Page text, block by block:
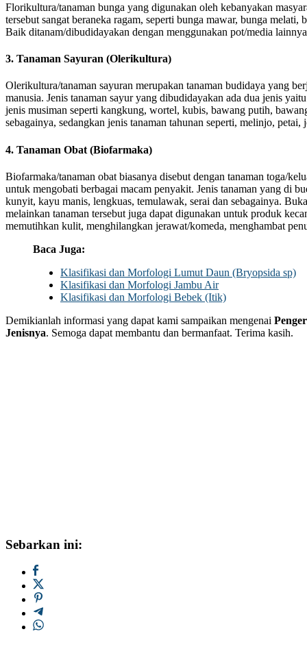
Florikultura/tanaman bunga yang digunakan oleh kebanyakan
tersebut sangat beraneka ragam, seperti bunga mawar, bunga
Baik ditanam/dibudidayakan dengan menggunakan pot/media
3. Tanaman Sayuran (Olerikultura)
Olerikultura/tanaman sayuran merupakan tanaman budidaya yang
manusia. Jenis tanaman sayur yang dibudidayakan ada dua jenis
jenis musiman seperti kangkung, wortel, kubis, bawang putih,
sebagainya, sedangkan jenis tanaman tahunan seperti, melinjo, petai,
4. Tanaman Obat (Biofarmaka)
Biofarmaka/tanaman obat biasanya disebut dengan tanaman toga/
untuk mengobati berbagai macam penyakit. Jenis tanaman yang di
kunyit, kayu manis, lengkuas, temulawak, serai dan sebagainya.
melainkan tanaman tersebut juga dapat digunakan untuk produk
memutihkan kulit, menghilangkan jerawat/komeda, menghambat
Baca Juga:
Klasifikasi dan Morfologi Lumut Daun (Bryopsida sp)
Klasifikasi dan Morfologi Jambu Air
Klasifikasi dan Morfologi Bebek (Itik)
Demikianlah informasi yang dapat kami sampaikan mengenai
Jenisnya. Semoga dapat membantu dan bermanfaat. Terima kasih.
Sebarkan ini: